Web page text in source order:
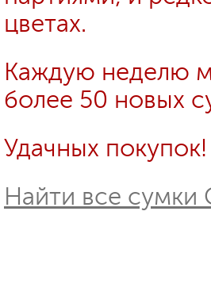
цветах.
Каждую неделю
более 50 новых
Удачных покупок!
Найти все сумки